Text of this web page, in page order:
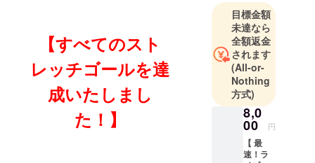
【すべてのスト
レッチゴールを達
成いたしまし
た！】
作やバー
チャルプロ
ダクショ
ン・3DCGな
ど、豊富な
制作実績を
強みに、リ
アルとバー
チャルを横
断した多様
目標金額
未達なら
全額返金
されます
(All-or-
Nothing
方式)
8,0
00 円
【 最
速！ラ